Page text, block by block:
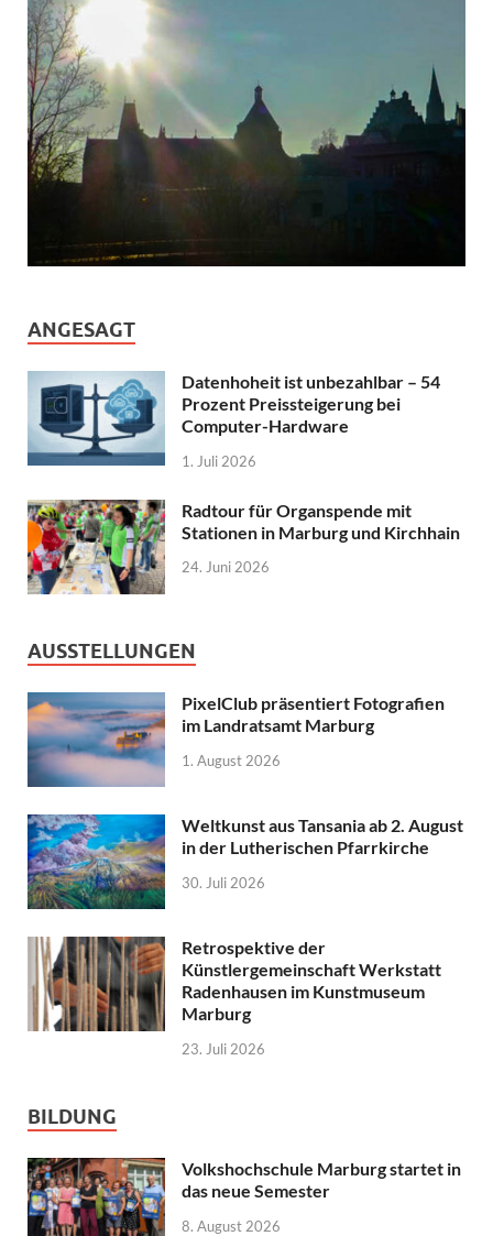
ANGESAGT
Datenhoheit ist unbezahlbar – 54
Prozent Preissteigerung bei
Computer-Hardware
1. Juli 2026
Radtour für Organspende mit
Stationen in Marburg und Kirchhain
24. Juni 2026
AUSSTELLUNGEN
PixelClub präsentiert Fotografien
im Landratsamt Marburg
1. August 2026
Weltkunst aus Tansania ab 2. August
in der Lutherischen Pfarrkirche
30. Juli 2026
Retrospektive der
Künstlergemeinschaft Werkstatt
Radenhausen im Kunstmuseum
Marburg
23. Juli 2026
BILDUNG
Volkshochschule Marburg startet in
das neue Semester
8. August 2026